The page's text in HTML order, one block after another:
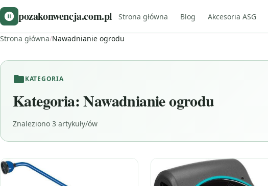
pozakonwencja.com.pl Strona główna Blog Akcesoria ASG
Strona główna/Nawadnianie ogrodu
KATEGORIA
Kategoria:Nawadnianie ogrodu
Znaleziono 3 artykuły/ów